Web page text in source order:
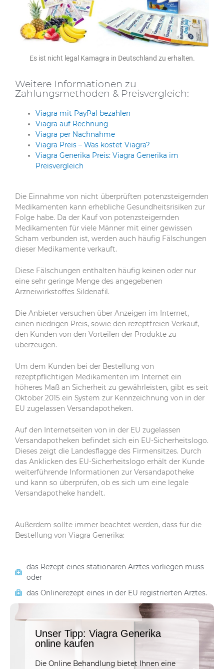
Es ist nicht legal Kamagra in Deutschland zu erhalten.
Weitere Informationen zu
Zahlungsmethoden & Preisvergleich:
Viagra mit PayPal bezahlen
Viagra auf Rechnung
Viagra per Nachnahme
Viagra Preis – Was kostet Viagra?
Viagra Generika Preis: Viagra Generika im
Preisvergleich
Die Einnahme von nicht überprüften potenzsteigernden
Medikamenten kann erhebliche Gesundheitsrisiken zur
Folge habe. Da der Kauf von potenzsteigernden
Medikamenten für viele Männer mit einer gewissen
Scham verbunden ist, werden auch häufig Fälschungen
dieser Medikamente verkauft.
Diese Fälschungen enthalten häufig keinen oder nur
eine sehr geringe Menge des angegebenen
Arzneiwirkstoffes Sildenafil.
Die Anbieter versuchen über Anzeigen im Internet,
einen niedrigen Preis, sowie den rezeptfreien Verkauf,
den Kunden von den Vorteilen der Produkte zu
überzeugen.
Um dem Kunden bei der Bestellung von
rezeptpflichtigen Medikamenten im Internet ein
höheres Maß an Sicherheit zu gewährleisten, gibt es seit
Oktober 2015 ein System zur Kennzeichnung von in der
EU zugelassen Versandapotheken.
Auf den Internetseiten von in der EU zugelassen
Versandapotheken befindet sich ein EU-Sicherheitslogo.
Dieses zeigt die Landesflagge des Firmensitzes. Durch
das Anklicken des EU-Sicherheitslogo erhält der Kunde
weiterführende Informationen zur Versandapotheke
und kann so überprüfen, ob es sich um eine legale
Versandapotheke handelt.
Außerdem sollte immer beachtet werden, dass für die
Bestellung von Viagra Generika:
das Rezept eines stationären Arztes vorliegen muss
oder
das Onlinerezept eines in der EU registrierten Arztes.
Unser Tipp: Viagra Generika
online kaufen
Die Online Behandlung bietet Ihnen eine